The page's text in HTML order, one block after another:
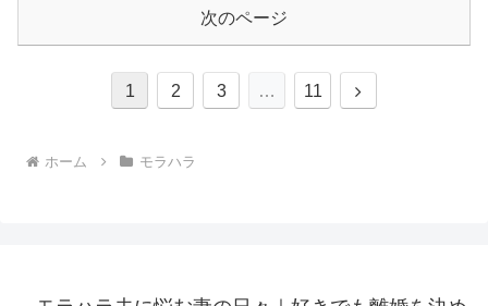
次のページ
1 2 3 … 11
次
ホーム モラハラ